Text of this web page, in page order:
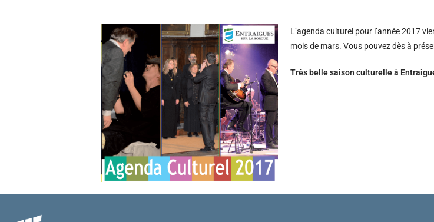
L’agenda culturel pour l’année 2017
mois de mars. Vous pouvez dès à
Très belle saison culturelle à